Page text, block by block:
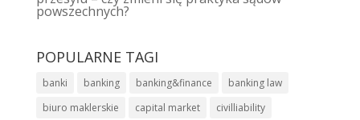
powszechnych?
POPULARNE TAGI
banki banking banking&finance
banking law
biuro maklerskie
capital market civilliability